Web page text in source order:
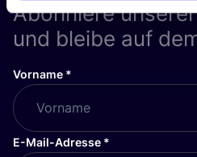
Abonniere
und bleibe auf
Vorname *
E-Mail-Adresse *